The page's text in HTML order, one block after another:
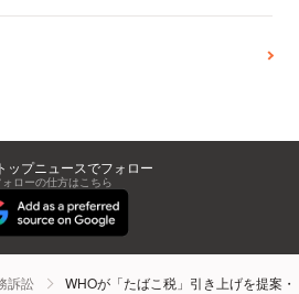
ップニュースでフォロー
ォローの仕方はこちら
訴訟 WHOが「たばこ税」引き上げを提案